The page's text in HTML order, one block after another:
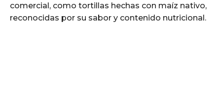
comercial, como tortillas hechas con maíz nativo,
reconocidas por su sabor y contenido nutricional.